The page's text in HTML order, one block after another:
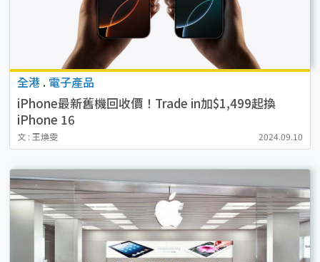
全港 . 電子產品
iPhone最新舊機回收價！Trade in加$1,499起換
iPhone 16
文 : 王煥雯 2024.09.10